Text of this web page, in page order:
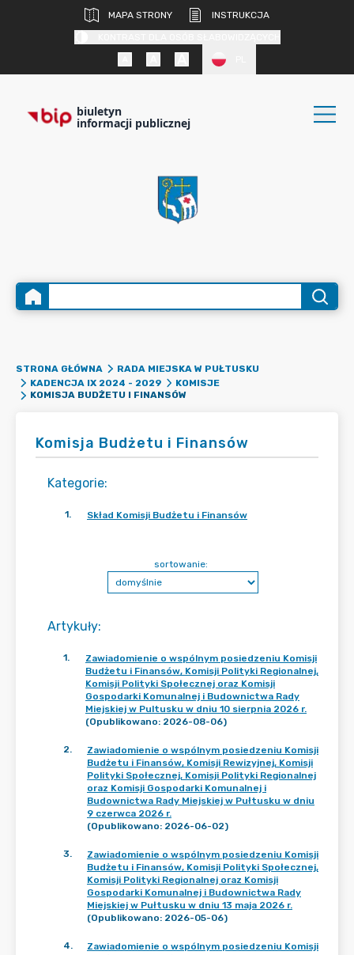
MAPA STRONY
INSTRUKCJA
biuletyn
informacji publicznej
STRONA GŁÓWNA
RADA MIEJSKA W PUŁTUSKU
KADENCJA IX 2024 - 2029
KOMISJE
KOMISJA BUDŻETU I FINANSÓW
Komisja Budżetu i Finansów
Kategorie:
1. Skład Komisji Budżetu i Finansów
Artykuły:
sortowanie:
1.
Zawiadomienie o wspólnym posiedzeniu Komisji
Budżetu i Finansów, Komisji Polityki Regionalnej,
Komisji Polityki Społecznej oraz Komisji
Gospodarki Komunalnej i Budownictwa Rady
Miejskiej w Pultusku w dniu 10 sierpnia 2026 r.
(Opublikowano: 2026-08-06)
2.
Zawiadomienie o wspólnym posiedzeniu Komisji
Budżetu i Finansów, Komisji Rewizyjnej, Komisji
Polityki Społecznej, Komisji Polityki Regionalnej
oraz Komisji Gospodarki Komunalnej i
Budownictwa Rady Miejskiej w Pułtusku w dniu
9 czerwca 2026 r.
(Opublikowano: 2026-06-02)
3.
Zawiadomienie o wspólnym posiedzeniu Komisji
Budżetu i Finansów, Komisji Polityki Społecznej,
Komisji Polityki Regionalnej oraz Komisji
Gospodarki Komunalnej i Budownictwa Rady
Miejskiej w Pułtusku w dniu 13 maja 2026 r.
(Opublikowano: 2026-05-06)
4.
Zawiadomienie o wspólnym posiedzeniu Komisji